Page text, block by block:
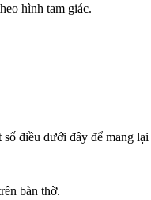
hình tam giác.
điều dưới đây để mang
bàn thờ.